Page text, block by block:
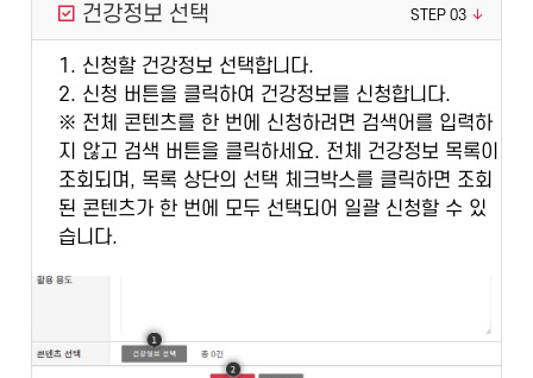
건강정보 선택 STEP 03
1. 신청할 건강정보 선택합니다.
2. 신청 버튼을 클릭하여 건강정보를 신청합니다.
※ 전체 콘텐츠를 한 번에 신청하려면 검색어를 입력하
지 않고 검색 버튼을 클릭하세요. 전체 건강정보 목록이
조회되며, 목록 상단의 선택 체크박스를 클릭하면 조회
된 콘텐츠가 한 번에 모두 선택되어 일괄 신청할 수 있
습니다.